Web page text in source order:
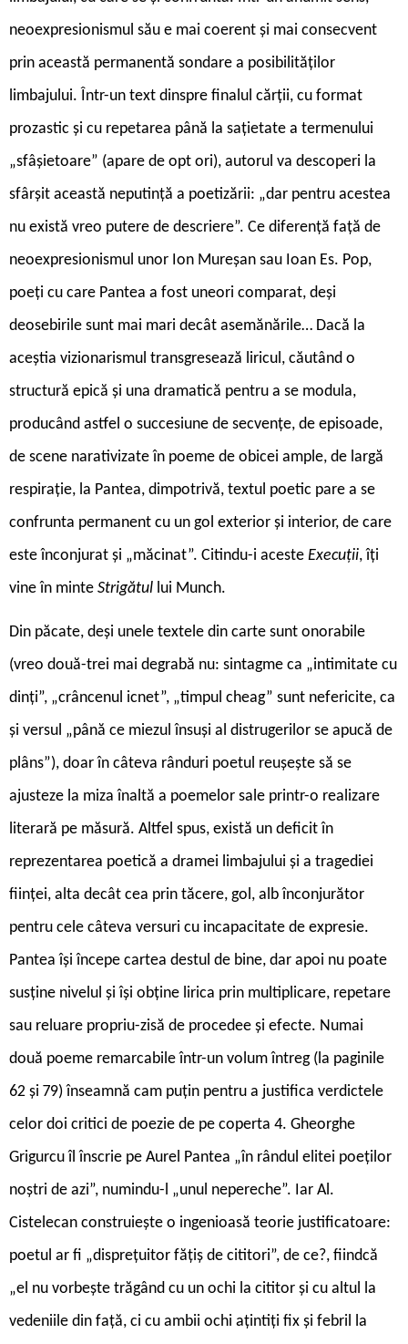
neoexpresionismul său e mai coerent și mai consecvent
prin această permanentă sondare a posibilităților
limbajului. Într-un text dinspre finalul cărții, cu format
prozastic și cu repetarea până la sațietate a termenului
„sfâșietoare” (apare de opt ori), autorul va descoperi la
sfârșit această neputință a poetizării: „dar pentru acestea
nu există vreo putere de descriere”. Ce diferență față de
neoexpresionismul unor Ion Mureșan sau Ioan Es. Pop,
poeți cu care Pantea a fost uneori comparat, deși
deosebirile sunt mai mari decât asemănările… Dacă la
aceștia vizionarismul transgresează liricul, căutând o
structură epică și una dramatică pentru a se modula,
producând astfel o succesiune de secvențe, de episoade,
de scene narativizate în poeme de obicei ample, de largă
respirație, la Pantea, dimpotrivă, textul poetic pare a se
confrunta permanent cu un gol exterior și interior, de care
este înconjurat și „măcinat”. Citindu-i aceste Execuții, îți
vine în minte Strigătul lui Munch.
Din păcate, deși unele textele din carte sunt onorabile
(vreo două-trei mai degrabă nu: sintagme ca „intimitate cu
dinți”, „crâncenul icnet”, „timpul cheag” sunt nefericite, ca
și versul „până ce miezul însuși al distrugerilor se apucă de
plâns”), doar în câteva rânduri poetul reușește să se
ajusteze la miza înaltă a poemelor sale printr-o realizare
literară pe măsură. Altfel spus, există un deficit în
reprezentarea poetică a dramei limbajului și a tragediei
ființei, alta decât cea prin tăcere, gol, alb înconjurător
pentru cele câteva versuri cu incapacitate de expresie.
Pantea își începe cartea destul de bine, dar apoi nu poate
susține nivelul și își obține lirica prin multiplicare, repetare
sau reluare propriu-zisă de procedee și efecte. Numai
două poeme remarcabile într-un volum întreg (la paginile
62 și 79) înseamnă cam puțin pentru a justifica verdictele
celor doi critici de poezie de pe coperta 4. Gheorghe
Grigurcu îl înscrie pe Aurel Pantea „în rândul elitei poeților
noștri de azi”, numindu-l „unul nepereche”. Iar Al.
Cistelecan construiește o ingenioasă teorie justificatoare:
poetul ar fi „disprețuitor fățiș de cititori”, de ce?, fiindcă
„el nu vorbește trăgând cu un ochi la cititor și cu altul la
vedeniile din față, ci cu ambii ochi ațintiți fix și febril la